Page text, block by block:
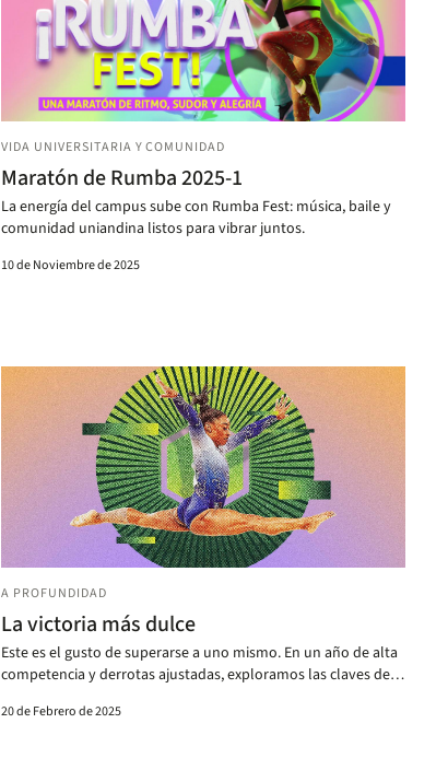
VIDA UNIVERSITARIA Y COMUNIDAD
Maratón de Rumba 2025-1
La energía del campus sube con Rumba Fest: música, baile y
comunidad uniandina listos para vibrar juntos.
10 de Noviembre de 2025
A PROFUNDIDAD
La victoria más dulce
Este es el gusto de superarse a uno mismo. En un año de alta
competencia y derrotas ajustadas, exploramos las claves de
20 de Febrero de 2025